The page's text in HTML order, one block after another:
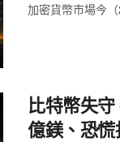
加密貨幣市場今
比特幣失
億鎂、恐